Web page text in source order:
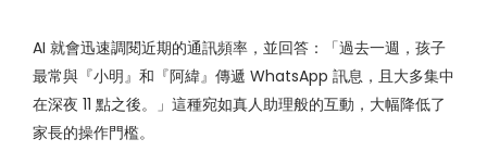
AI 就會迅速調閱近期的通訊頻率，並回答：「過去一週，孩子
最常與『小明』和『阿緯』傳遞 WhatsApp 訊息，且大多集中
在深夜 11 點之後。」這種宛如真人助理般的互動，大幅降低了
家長的操作門檻。